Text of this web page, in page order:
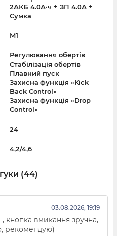
2АКБ 4.0А·ч + ЗП 4.0А +
Сумка
M1
Регулювання обертів
Стабілізація обертів
Плавний пуск
Захисна функція «Kick
Back Control»
Захисна функція «Drop
Control»
24
4,2/4,6
(44)
03.08.2026, 19:19
кнопка вмикання зручна,
рекомендую)